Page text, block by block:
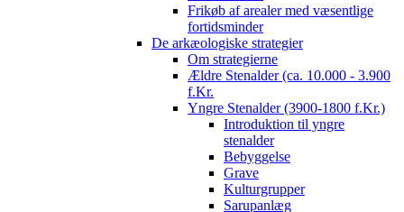
Frikøb af arealer med væsentlige
fortidsminder
De arkæologiske strategier
Om strategierne
Ældre Stenalder (ca. 10.000 - 3.900
f.Kr.
Yngre Stenalder (3900-1800 f.Kr.)
Introduktion til yngre
stenalder
Bebyggelse
Grave
Kulturgrupper
Sarupanlæg